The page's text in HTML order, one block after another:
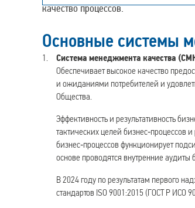
качество процессов.
Основные системы
Система менеджмента качества
Обеспечивает высокое качество
и ожиданиями потребителей и
Общества.
Эффективность и результативность
тактических целей бизнес‑процессов
бизнес‑процессов функционирует
основе проводятся внутренние аудиты
В 2024 году по результатам первого
стандартов ISO 9001:2015 (ГОСТ Р ИСО